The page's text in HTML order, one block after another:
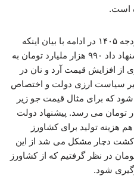
است.
سخنگوی کمیسیون تلفیق لایحه بودجه ۱۴۰۵ در ادامه با بیان اینکه
دولت برای خرید تضمینی گندم پیشنهاد داد ۹۹۰ هزار ملیارد تومان به
از افزایش قیمت آرد و نان در
سیاست ارزی دولت و اختصاص
شود که برای مثال قیمت جو زیر
تومان بود اکنون به ۴۰ هزار تومان می رسد. پیشنهاد دولت
بود که هم هزینه تولید برای کشاورز
کشت دچار مشکل می شد از این
را بیش از ۴۵ هزار تومان در نظر گرفتیم که از کشاورز
شود.